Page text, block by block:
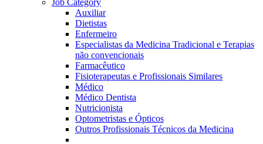
Auxiliar
Dietistas
Enfermeiro
Especialistas da Medicina Tradicional e Terapias
não convencionais
Farmacêutico
Fisioterapeutas e Profissionais Similares
Médico
Médico Dentista
Nutricionista
Optometristas e Ópticos
Outros Profissionais Técnicos da Medicina